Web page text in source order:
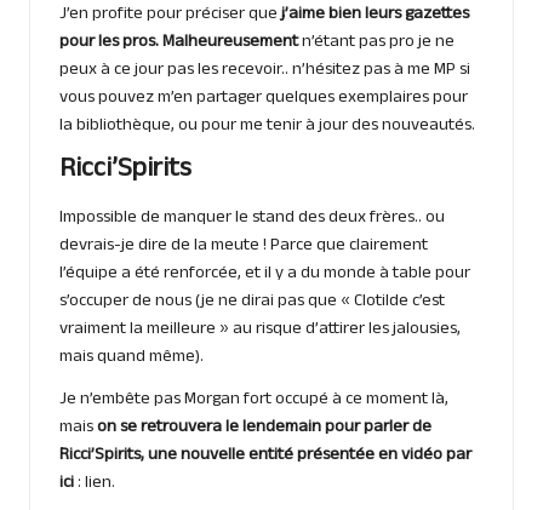
J’en profite pour préciser quej’aime bien leurs gazettes
pour les pros. Malheureusementn’étant pas pro je ne
peux à ce jour pas les recevoir.. n’hésitez pas à me MP si
vous pouvez m’en partager quelques exemplaires pour
la bibliothèque, ou pour me tenir à jour des nouveautés.
Ricci’Spirits
Impossible de manquer le stand des deux frères.. ou
devrais-je dire de la meute ! Parce que clairement
l’équipe a été renforcée, et il y a du monde à table pour
s’occuper de nous (je ne dirai pas que « Clotilde c’est
vraiment la meilleure » au risque d’attirer les jalousies,
mais quand même).
Je n’embête pas Morgan fort occupé à ce moment là,
maison se retrouvera le lendemain pour parler de
Ricci’Spirits, une nouvelle entité présentée en vidéo par
ici:lien.